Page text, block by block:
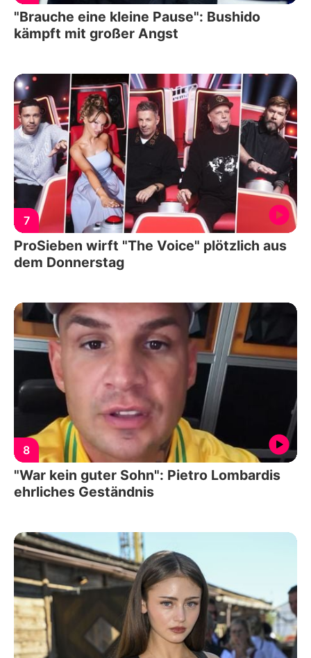
"Brauche eine kleine Pause": Bushido
kämpft mit großer Angst
7
ProSieben wirft "The Voice" plötzlich aus
dem Donnerstag
8
"War kein guter Sohn": Pietro Lombardis
ehrliches Geständnis